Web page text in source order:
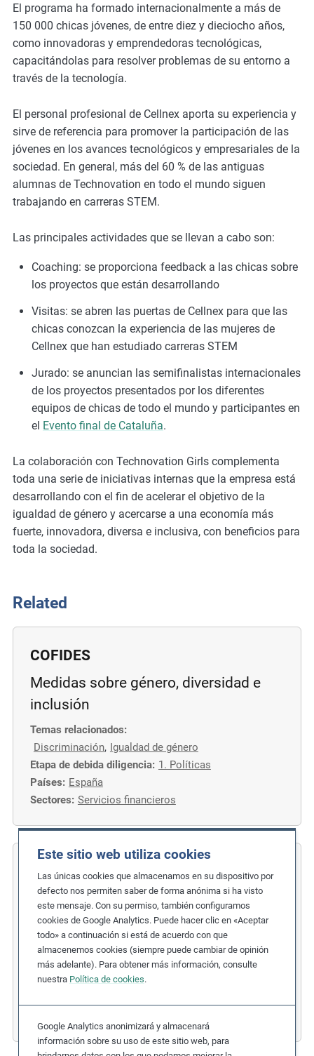
Este sitio web utiliza cookies
Las únicas cookies que almacenamos en su dispositivo por
defecto nos permiten saber de forma anónima si ha visto
este mensaje. Con su permiso, también configuramos
cookies de Google Analytics. Puede hacer clic en «Aceptar
todo» a continuación si está de acuerdo con que
almacenemos cookies (siempre puede cambiar de opinión
más adelante). Para obtener más información, consulte
nuestra Política de cookies.
Google Analytics anonimizará y almacenará
información sobre su uso de este sitio web, para
El programa ha formado internacionalmente a más de
150 000 chicas jóvenes, de entre diez y dieciocho años,
como innovadoras y emprendedoras tecnológicas,
capacitándolas para resolver problemas de su entorno a
través de la tecnología.
El personal profesional de Cellnex aporta su experiencia y
sirve de referencia para promover la participación de las
jóvenes en los avances tecnológicos y empresariales de la
sociedad. En general, más del 60 % de las antiguas
alumnas de Technovation en todo el mundo siguen
trabajando en carreras STEM.
Las principales actividades que se llevan a cabo son:
Coaching: se proporciona feedback a las chicas sobre
los proyectos que están desarrollando
Visitas: se abren las puertas de Cellnex para que las
chicas conozcan la experiencia de las mujeres de
Cellnex que han estudiado carreras STEM
Jurado: se anuncian las semifinalistas internacionales
de los proyectos presentados por los diferentes
equipos de chicas de todo el mundo y participantes en
el Evento final de Cataluña.
La colaboración con Technovation Girls complementa
toda una serie de iniciativas internas que la empresa está
desarrollando con el fin de acelerar el objetivo de la
igualdad de género y acercarse a una economía más
fuerte, innovadora, diversa e inclusiva, con beneficios para
toda la sociedad.
Related
COFIDES
Medidas sobre género, diversidad e
inclusión
Temas relacionados:
Discriminación, Igualdad de género
Etapa de debida diligencia: 1. Políticas
Países: España
Sectores: Servicios financieros
Brands Fashion
Salarios dignos a lo largo de toda la
cadena de suministro textil
Temas relacionados: Salario digno
Etapa de debida diligencia:
2. Evaluación de impacto